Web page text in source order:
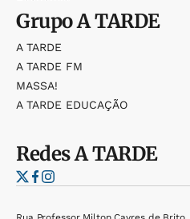
GrupoA TARDE
A TARDE
A TARDE FM
MASSA!
A TARDE EDUCAÇÃO
RedesA TARDE